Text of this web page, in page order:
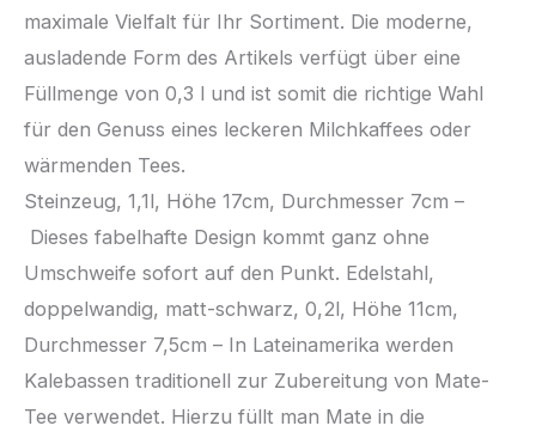
maximale Vielfalt für Ihr Sortiment. Die moderne,
ausladende Form des Artikels verfügt über eine
Füllmenge von 0,3 l und ist somit die richtige Wahl
für den Genuss eines leckeren Milchkaffees oder
wärmenden Tees.
Steinzeug, 1,1l, Höhe 17cm, Durchmesser 7cm –
Dieses fabelhafte Design kommt ganz ohne
Umschweife sofort auf den Punkt. Edelstahl,
doppelwandig, matt-schwarz, 0,2l, Höhe 11cm,
Durchmesser 7,5cm – In Lateinamerika werden
Kalebassen traditionell zur Zubereitung von Mate-
Tee verwendet. Hierzu füllt man Mate in die